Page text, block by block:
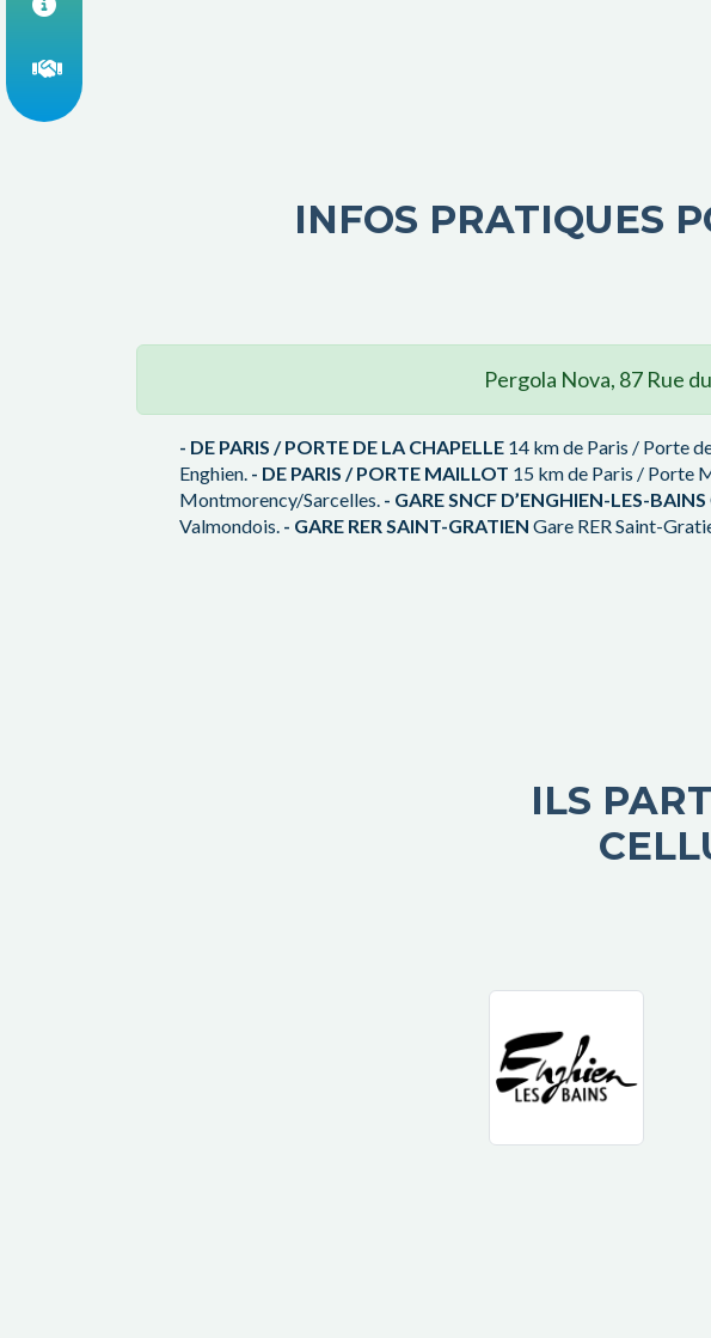
INFOS PRATIQUES
Pergola Nova, 87 Rue
- DE PARIS / PORTE DE LA CHAPELLE 14 km de Paris / Porte
Enghien. - DE PARIS / PORTE MAILLOT 15 km de Paris / Porte
Montmorency/Sarcelles. - GARE SNCF D’ENGHIEN-LES-BAINS
Valmondois. - GARE RER SAINT-GRATIEN Gare RER Saint-
ILS